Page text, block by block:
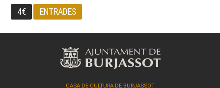
4€ ENTRADES
CASA DE CULTURA DE BURJASSOT